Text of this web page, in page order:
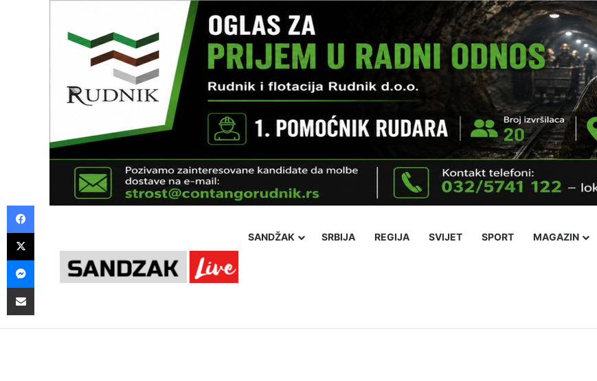
SANDŽAK SRBIJA REGIJA SVIJET SPORT MAGAZIN
Thursday, 6 August 2026 Politika
Facebook
X
Messenger
Pošalji preko E-Maila